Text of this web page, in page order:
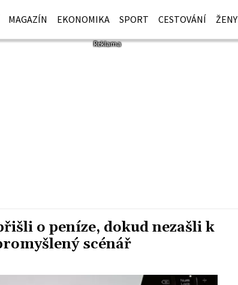
MAGAZÍN EKONOMIKA SPORT CESTOVÁNÍ ŽENY
o peníze, dokud nezašli k
scénář